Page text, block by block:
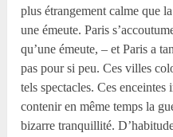
plus étrangement calme que
une émeute. Paris
qu’une émeute, – et Paris a
pas pour si peu. Ces villes
tels spectacles. Ces enceintes
contenir en même temps la
bizarre tranquillité.